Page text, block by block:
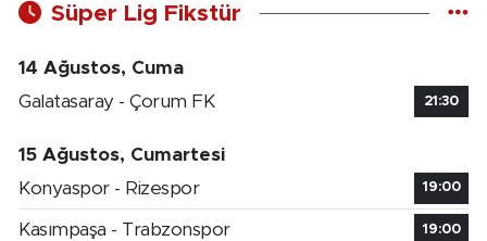
Süper Lig Fikstür
14 Ağustos, Cuma
Galatasaray - Çorum FK
21:30
15 Ağustos, Cumartesi
Konyaspor - Rizespor
19:00
Kasımpaşa - Trabzonspor 19:00